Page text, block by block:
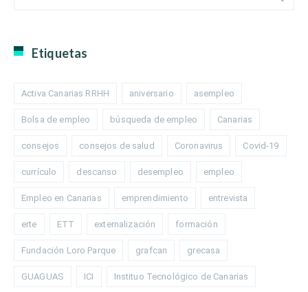
Etiquetas
Activa Canarias RRHH aniversario asempleo
Bolsa de empleo búsqueda de empleo Canarias
consejos consejos de salud Coronavirus Covid-19
currículo descanso desempleo empleo
Empleo en Canarias emprendimiento entrevista
erte ETT externalización formación
Fundación Loro Parque grafcan grecasa
GUAGUAS ICI Instituo Tecnológico de Canarias